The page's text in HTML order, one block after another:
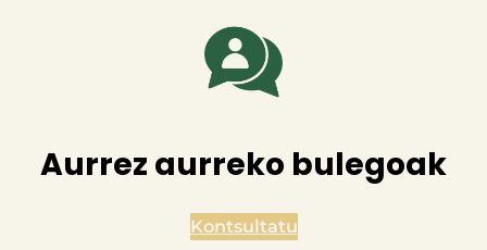
Aurrez aurreko bulegoak
Kontsultatu